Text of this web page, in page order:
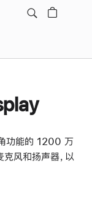
功能的 1200 万
风和扬声器，以